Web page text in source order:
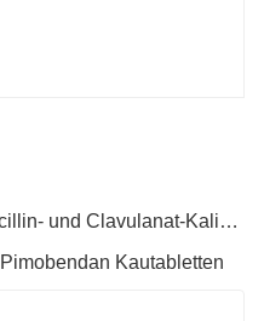
vorhergehend : 500 mg Amoxicillin- und Clavulanat-Kaliumtabletten für Katzen und Hunde
Kautabletten